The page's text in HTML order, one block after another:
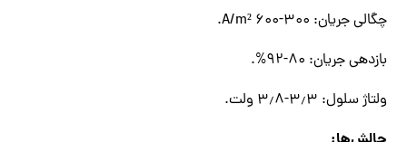
چگالی جریان: ۳۰۰-۶۰۰ A/m².
بازدهی جریان: ۸۰-۹۲%.
ولتاژ سلول: ۳٫۳-۳٫۸ ولت.